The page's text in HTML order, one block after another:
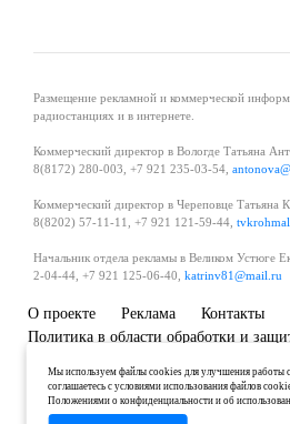
Размещение рекламной и коммерческой
радиостанциях и в интернете.
Коммерческий директор в Вологде Татьяна
8(8172) 280-003, +7 921 235-03-54,
Коммерческий директор в Череповце Татьяна
8(8202) 57-11-11, +7 921 121-59-44,
Начальник отдела рекламы в Великом Устюге
2-04-44, +7 921 125-06-40, katrinv81@mail.ru
О проекте Реклама
Контакты
Политика в области обработки и
Мы используем файлы cookies для улучшения работы
соглашаетесь с условиями использования файлов
Положениями о конфиденциальности и об